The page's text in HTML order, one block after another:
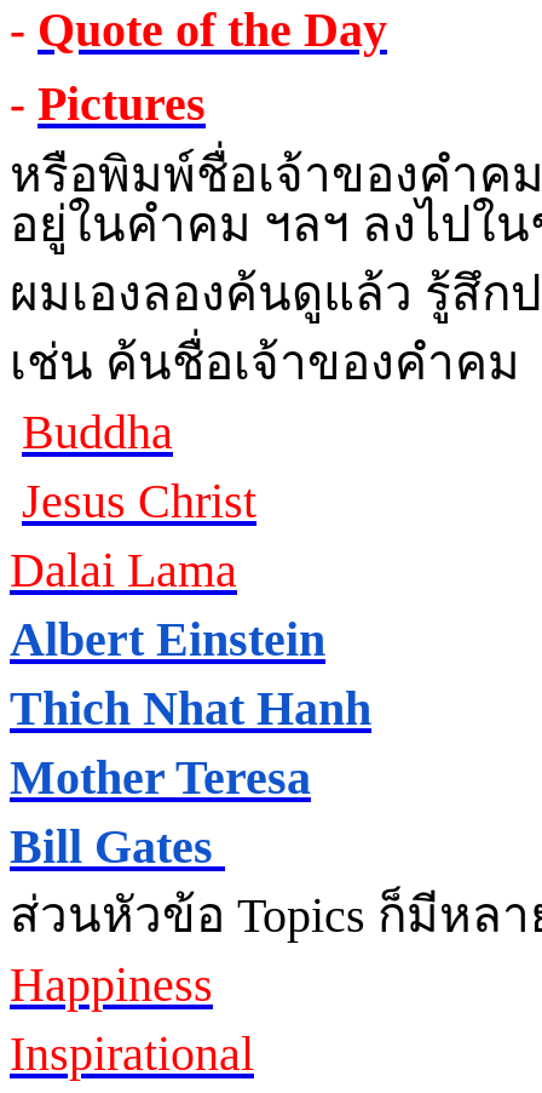
- Quote of the Day
- Pictures
หรือพิมพ์ชื่อเจ้าของคำค
อยู่ในคำคม ฯลฯ ลงไปใ
ผมเองลองค้นดูแล้ว รู้สึ
เช่น ค้นชื่อเจ้าของคำคม
Buddha
Jesus Christ
Dalai Lama
Albert Einstein
Thich Nhat Hanh
Mother Teresa
Bill Gates
ส่วนหัวข้อ Topics ก็มีหล
Happiness
Inspirational